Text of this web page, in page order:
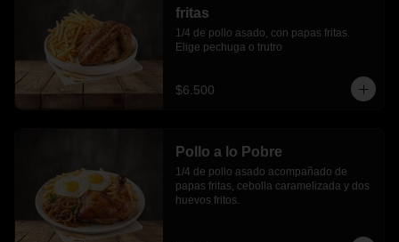
fritas
1/4 de pollo asado, con papas fritas.
Elige pechuga o trutro
$6.500
Pollo a lo Pobre
1/4 de pollo asado acompañado de
papas fritas, cebolla caramelizada y dos
huevos fritos.